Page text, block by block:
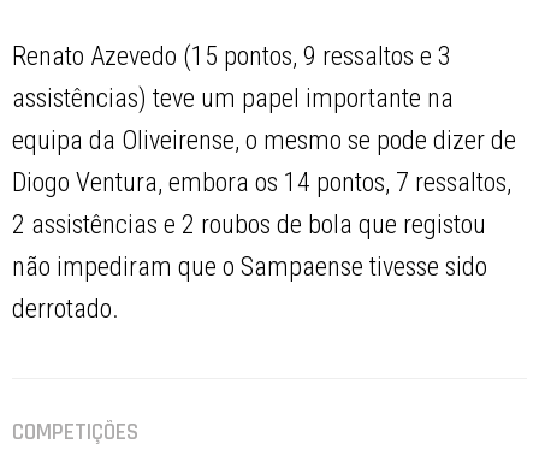
Renato Azevedo (15 pontos, 9 ressaltos e 3
assistências) teve um papel importante na
equipa da Oliveirense, o mesmo se pode dizer de
Diogo Ventura, embora os 14 pontos, 7 ressaltos,
2 assistências e 2 roubos de bola que registou
não impediram que o Sampaense tivesse sido
derrotado.
COMPETIÇÕES